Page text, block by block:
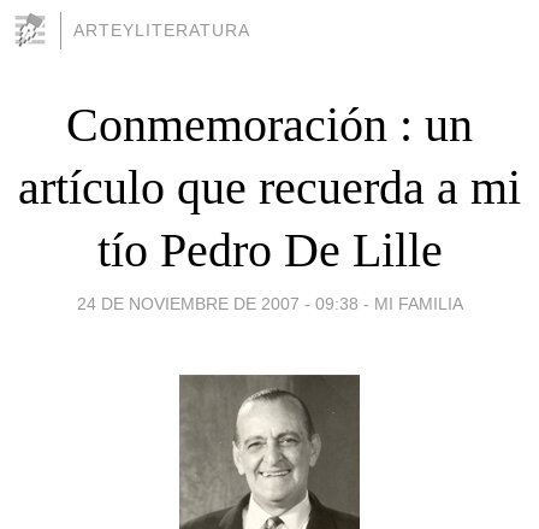
ARTEYLITERATURA
Conmemoración : un
artículo que recuerda a mi
tío Pedro De Lille
24 DE NOVIEMBRE DE 2007 - 09:38 - MI FAMILIA